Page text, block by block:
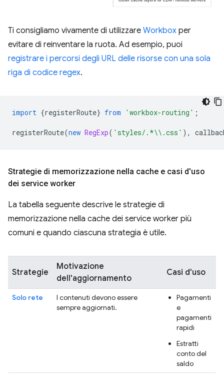
Ti consigliamo vivamente di utilizzare Workbox per
evitare di reinventare la ruota. Ad esempio, puoi
registrare i percorsi degli URL delle risorse con una sola
riga di codice regex.
import {registerRoute} from 'workbox-routing' ;
registerRoute(new RegExp( 'styles/.*\\.css' ),
Strategie di memorizzazione nella cache e casi d'uso
dei service worker
La tabella seguente descrive le strategie di
memorizzazione nella cache dei service worker più
comuni e quando ciascuna strategia è utile.
Strategie
Motivazione
dell'aggiornamento
Casi d'uso
Solo rete
I contenuti devono essere
sempre aggiornati.
Pagamenti
e
pagamenti
rapidi
Estratti
conto del
saldo